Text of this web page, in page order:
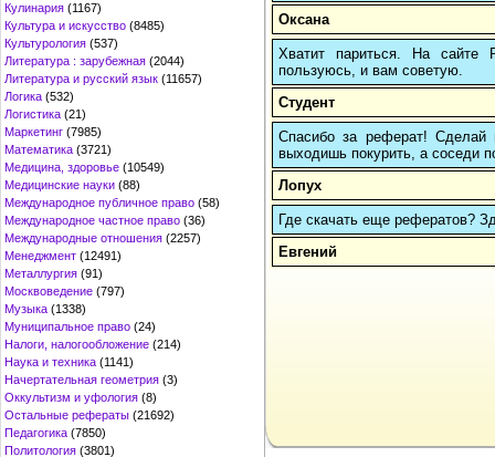
Кулинария (1167)
Культура и искусство (8485)
Культурология (537)
Литература : зарубежная (2044)
Литература и русский язык (11657)
Логика (532)
Логистика (21)
Маркетинг (7985)
Математика (3721)
Медицина, здоровье (10549)
Медицинские науки (88)
Международное публичное право (58)
Международное частное право (36)
Международные отношения (2257)
Менеджмент (12491)
Металлургия (91)
Москвоведение (797)
Музыка (1338)
Муниципальное право (24)
Налоги, налогообложение (214)
Наука и техника (1141)
Начертательная геометрия (3)
Оккультизм и уфология (8)
Остальные рефераты (21692)
Педагогика (7850)
Политология (3801)
Оксана
Хватит париться. На
пользуюсь, и вам советую.
Студент
Спасибо за реферат! Сделай
выходишь покурить, а соседи
Лопух
Где скачать еще рефератов?
Евгений